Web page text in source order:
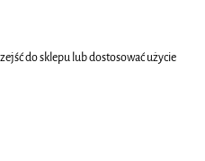
do sklepu lub dostosować użycie